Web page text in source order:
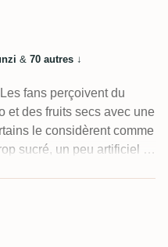
& 70 autres ↓
fans perçoivent du
et des fruits secs avec une
le considèrent comme
sucré, un peu artificiel et
à 40%. Plusieurs